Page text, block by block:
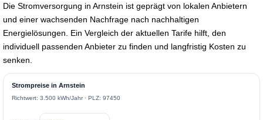
Die Stromversorgung in Arnstein ist geprägt von lokalen Anbietern
und einer wachsenden Nachfrage nach nachhaltigen
Energielösungen. Ein Vergleich der aktuellen Tarife hilft, den
individuell passenden Anbieter zu finden und langfristig Kosten zu
senken.
Strompreise in Arnstein
Richtwert: 3.500 kWh/Jahr · PLZ: 97450